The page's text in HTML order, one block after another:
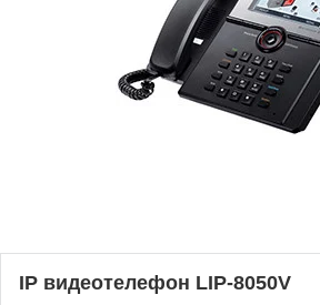
IP видеотелефон LIP-8050V